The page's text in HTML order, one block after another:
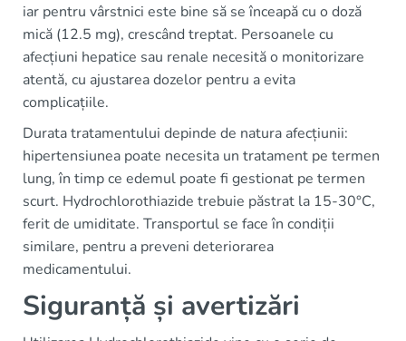
iar pentru vârstnici este bine să se înceapă cu o doză
mică (12.5 mg), crescând treptat. Persoanele cu
afecțiuni hepatice sau renale necesită o monitorizare
atentă, cu ajustarea dozelor pentru a evita
complicațiile.
Durata tratamentului depinde de natura afecțiunii:
hipertensiunea poate necesita un tratament pe termen
lung, în timp ce edemul poate fi gestionat pe termen
scurt. Hydrochlorothiazide trebuie păstrat la 15-30°C,
ferit de umiditate. Transportul se face în condiții
similare, pentru a preveni deteriorarea
medicamentului.
Siguranță și avertizări